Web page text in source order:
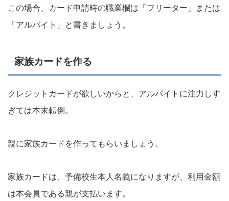
この場合、カード申請時の職業欄は「フリーター」または
「アルバイト」と書きましょう。
家族カードを作る
クレジットカードが欲しいからと、アルバイトに注力しす
ぎては本末転倒。
親に家族カードを作ってもらいましょう。
家族カードは、予備校生本人名義になりますが、利用金額
は本会員である親が支払います。